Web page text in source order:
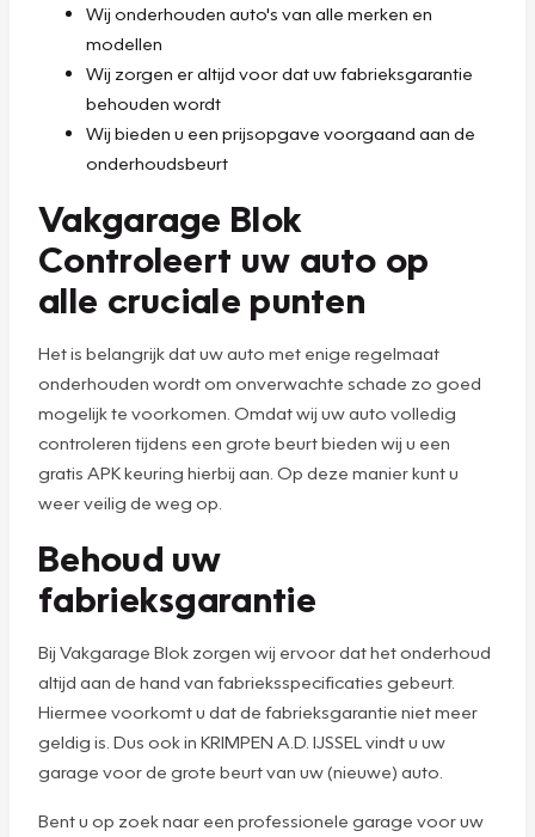
Wij onderhouden auto's van alle merken en
modellen
Wij zorgen er altijd voor dat uw fabrieksgarantie
behouden wordt
Wij bieden u een prijsopgave voorgaand aan de
onderhoudsbeurt
Vakgarage Blok
Controleert uw auto op
alle cruciale punten
Het is belangrijk dat uw auto met enige regelmaat
onderhouden wordt om onverwachte schade zo goed
mogelijk te voorkomen. Omdat wij uw auto volledig
controleren tijdens een grote beurt bieden wij u een
gratis APK keuring hierbij aan. Op deze manier kunt u
weer veilig de weg op.
Behoud uw
fabrieksgarantie
Bij Vakgarage Blok zorgen wij ervoor dat het onderhoud
altijd aan de hand van fabrieksspecificaties gebeurt.
Hiermee voorkomt u dat de fabrieksgarantie niet meer
geldig is. Dus ook in KRIMPEN A.D. IJSSEL vindt u uw
garage voor de grote beurt van uw (nieuwe) auto.
Bent u op zoek naar een professionele garage voor uw